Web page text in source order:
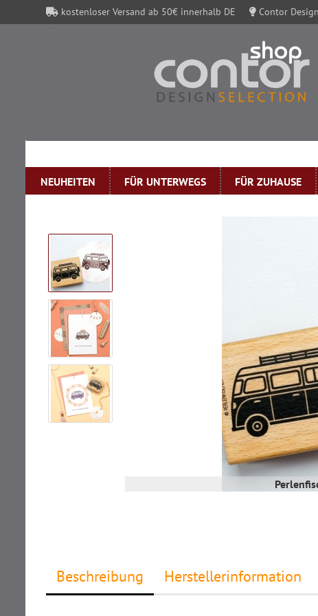
kostenloser Versand ab 50€ innerhalb DE Contor
NEUHEITEN FÜR UNTERWEGS FÜR ZUHAUSE
» Perlenfischer Stempel Sommer: BUS
Beschreibung Herstellerinformation